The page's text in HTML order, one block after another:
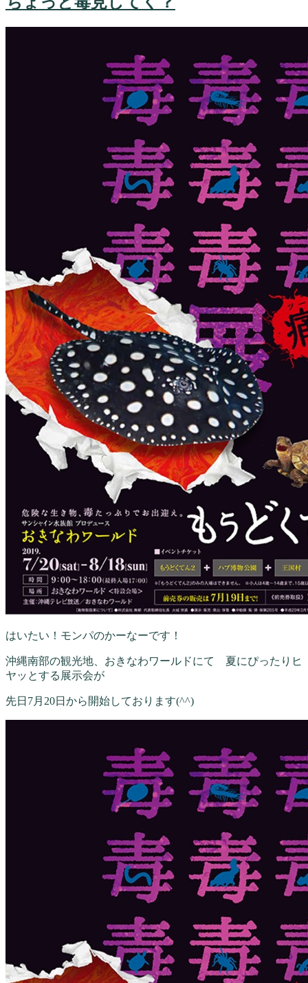
はいたい！モンパのかーなーです！
沖縄南部の観光地、おきなわワールドにて 夏にぴったりヒ
ヤッとする展示会が
先日7月20日から開始しております(^^)